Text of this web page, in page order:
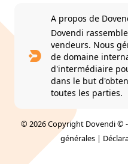
A propos de
Dovendi
vendeurs. Nous
de domaine
d'intermédiaire
dans le but
toutes les parties.
© 2026 Copyright Dovendi ©
générales |